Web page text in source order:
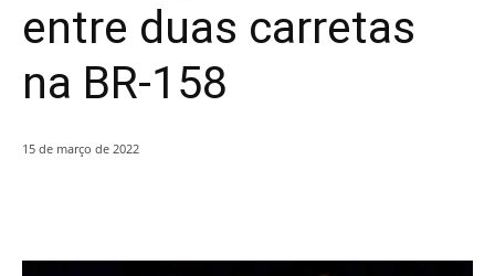
entre duas carretas
na BR-158
15 de março de 2022